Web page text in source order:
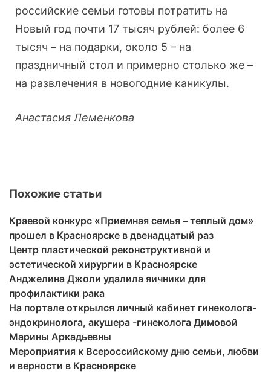
российские семьи готовы потратить на
Новый год почти 17 тысяч рублей: более 6
тысяч – на подарки, около 5 – на
праздничный стол и примерно столько же –
на развлечения в новогодние каникулы.
Анастасия Леменкова
Похожие статьи
Краевой конкурс «Приемная семья – теплый дом»
прошел в Красноярске в двенадцатый раз
Центр пластической реконструктивной и
эстетической хирургии в Красноярске
Анджелина Джоли удалила яичники для
профилактики рака
На портале открылся личный кабинет гинеколога-
эндокринолога, акушера -гинеколога Димовой
Марины Аркадьевны
Мероприятия к Всероссийскому дню семьи, любви
и верности в Красноярске